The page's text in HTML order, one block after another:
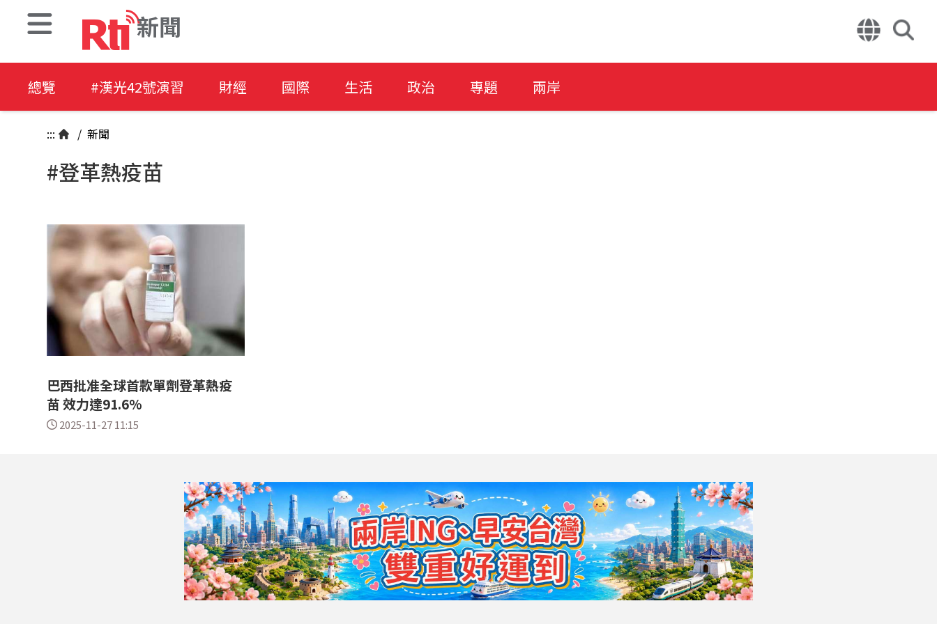
新聞
總覽 #漢光42號演習 財經 國際 生活 政治 專題 兩岸
::: / 新聞
#登革熱疫苗
巴西批准全球首款單劑登革熱疫
苗 效力達91.6%
2025-11-27 11:15